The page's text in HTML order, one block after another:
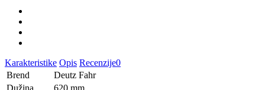
Karakteristike Opis Recenzije0
Brend
Deutz Fahr
Dužina
620 mm